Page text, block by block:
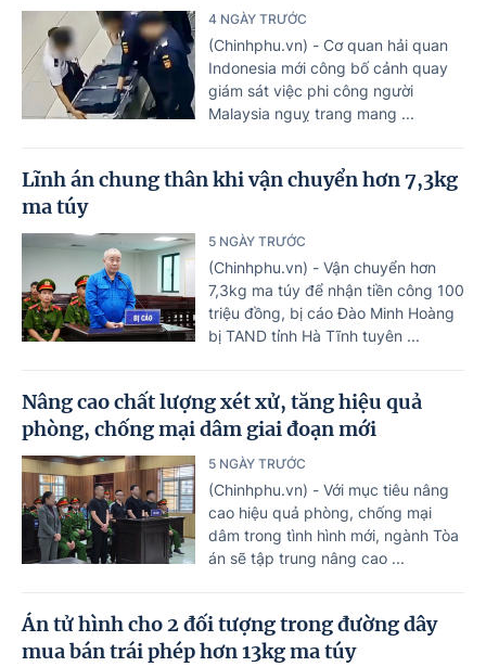
4 NGÀY TRƯỚC
(Chinhphu.vn) - Cơ quan hải quan
Indonesia mới công bố cảnh quay
giám sát việc phi công người
Malaysia nguỵ trang mang ...
Lĩnh án chung thân khi vận chuyển hơn 7,3kg
ma túy
5 NGÀY TRƯỚC
(Chinhphu.vn) - Vận chuyển hơn
7,3kg ma túy để nhận tiền công 100
triệu đồng, bị cáo Đào Minh Hoàng
bị TAND tỉnh Hà Tĩnh tuyên ...
Nâng cao chất lượng xét xử, tăng hiệu quả
phòng, chống mại dâm giai đoạn mới
5 NGÀY TRƯỚC
(Chinhphu.vn) - Với mục tiêu nâng
cao hiệu quả phòng, chống mại
dâm trong tình hình mới, ngành Tòa
án sẽ tập trung nâng cao ...
Án tử hình cho 2 đối tượng trong đường dây
mua bán trái phép hơn 13kg ma túy